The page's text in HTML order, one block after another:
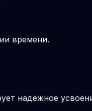
времени.
надежное